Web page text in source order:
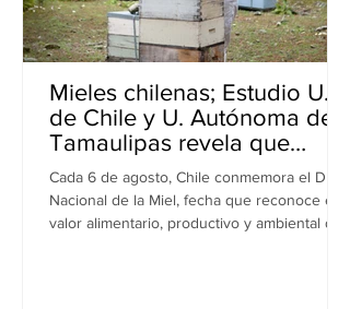
Mieles chilenas; Estudio U.
de Chile y U. Autónoma de
Tamaulipas revela que
inhiben bacterias resistentes
en perros
Cada 6 de agosto, Chile conmemora el Día
Nacional de la Miel, fecha que reconoce el
valor alimentario, productivo y ambiental de